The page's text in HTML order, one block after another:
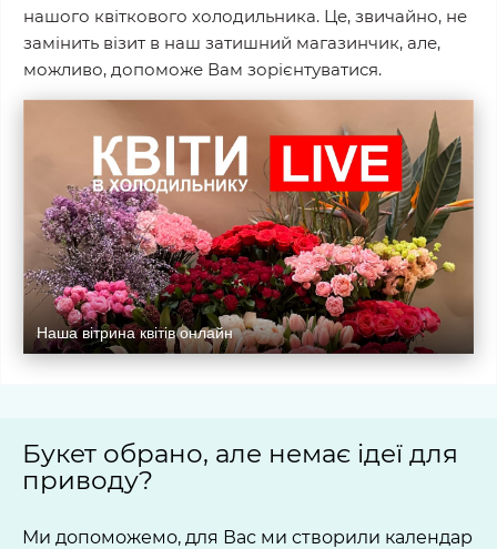
нашого квіткового холодильника. Це, звичайно, не
замінить візит в наш затишний магазинчик, але,
можливо, допоможе Вам зорієнтуватися.
Наша вітрина квітів онлайн
Букет обрано, але немає ідеї для
приводу?
Ми допоможемо, для Вас ми створили календар